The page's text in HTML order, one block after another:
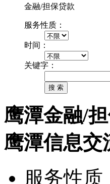
金融/担保贷款
服务性质：
时间：
关键字：
鹰潭金融/
鹰潭信息交
服务性质